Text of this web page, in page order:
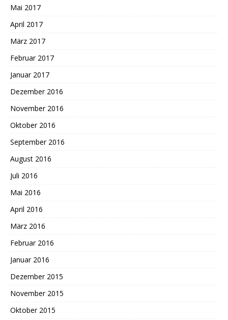
Mai 2017
April 2017
März 2017
Februar 2017
Januar 2017
Dezember 2016
November 2016
Oktober 2016
September 2016
August 2016
Juli 2016
Mai 2016
April 2016
März 2016
Februar 2016
Januar 2016
Dezember 2015
November 2015
Oktober 2015